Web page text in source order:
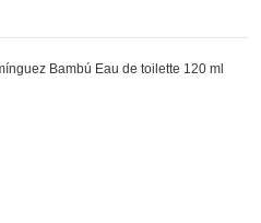
Bambú Eau de toilette 120 ml